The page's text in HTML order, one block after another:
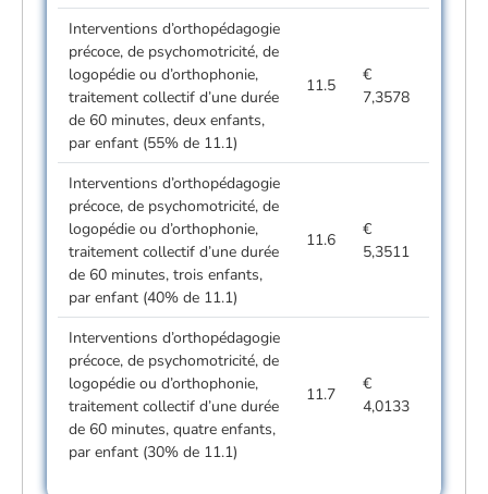
Interventions d’orthopédagogie
précoce, de psychomotricité, de
logopédie ou d’orthophonie,
traitement collectif d’une durée
de 60 minutes, deux enfants,
par enfant (55% de 11.1)
11.5
€
7,3578
Interventions d’orthopédagogie
précoce, de psychomotricité, de
logopédie ou d’orthophonie,
traitement collectif d’une durée
de 60 minutes, trois enfants,
par enfant (40% de 11.1)
11.6
€
5,3511
Interventions d’orthopédagogie
précoce, de psychomotricité, de
logopédie ou d’orthophonie,
traitement collectif d’une durée
de 60 minutes, quatre enfants,
par enfant (30% de 11.1)
11.7
€
4,0133